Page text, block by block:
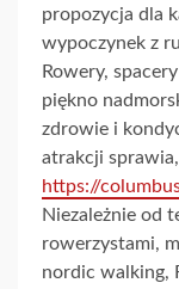
propozycja dla
wypoczynek z
Rowery,
piękno
zdrowie i
atrakcji
https://
Niezależnie od
rowerzystami,
nordic walking,